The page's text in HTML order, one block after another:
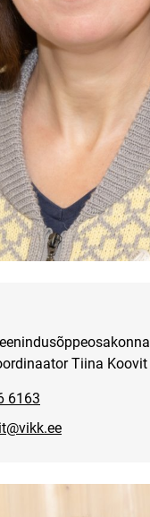
Tiina Koovit
6163